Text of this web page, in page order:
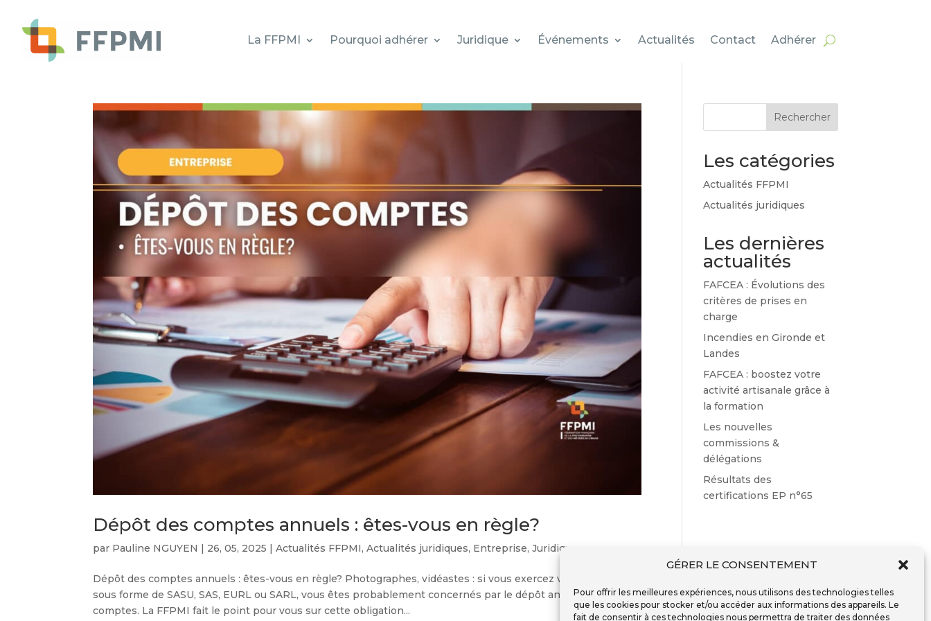
GÉRER LE CONSENTEMENT
Pour offrir les meilleures expériences, nous utilisons des technologies telles
que les cookies pour stocker et/ou accéder aux informations des appareils. Le
fait de consentir à ces technologies nous permettra de traiter des données
La FFPMI Pourquoi adhérer Juridique Événements Actualités Contact Adhérer
Dépôt des comptes annuels : êtes-vous en règle?
par Pauline NGUYEN 26, 05, 2025 |Actualités FFPMI,Actualités juridiques, Entreprise,Juridique
Dépôt des comptes annuels : êtes-vous en règle? Photographes, vidéastes : si vous exercez votre activité
sous forme de SASU, SAS, EURL ou SARL, vous êtes probablement concernés par le dépôt annuel des
comptes. La FFPMI fait le point pour vous sur cette obligation...
Rechercher
Les catégories
Actualités FFPMI
Actualités juridiques
Les dernières
actualités
FAFCEA : Évolutions des
critères de prises en
charge
Incendies en Gironde et
Landes
FAFCEA : boostez votre
activité artisanale grâce à
la formation
Les nouvelles
commissions &
délégations
Résultats des
certifications EP n°65